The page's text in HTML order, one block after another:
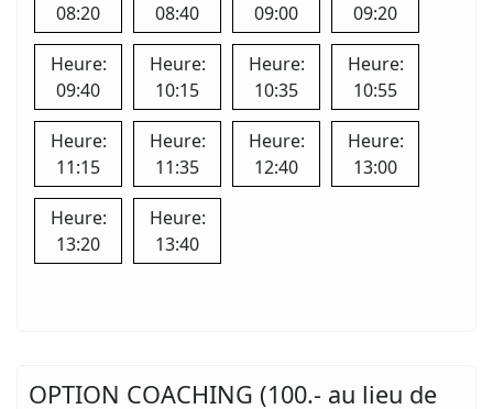
08:20
08:40
09:00
09:20
Heure:
09:40
Heure:
10:15
Heure:
10:35
Heure:
10:55
Heure:
11:15
Heure:
11:35
Heure:
12:40
Heure:
13:00
Heure:
13:20
Heure:
13:40
OPTION COACHING (100.- au lieu de